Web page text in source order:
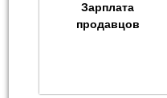
Зарплата
продавцов